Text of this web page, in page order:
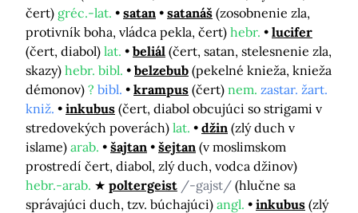
čert) gréc.-lat. satan satanáš (zosobnenie zla,
protivník boha, vládca pekla, čert) hebr.
lucifer
(čert, diabol) lat. beliál (čert, satan, stelesnenie zla,
skazy) hebr. bibl. belzebub (pekelné knieža, knieža
démonov) ? bibl. krampus (čert) nem. zastar. žart.
kniž.
inkubus (čert, diabol obcujúci so strigami v
stredovekých poverách) lat. džin (zlý duch v
islame) arab. šajtan šejtan (v moslimskom
prostredí čert, diabol, zlý duch, vodca džinov)
hebr.-arab.
poltergeist /-gajst/ (hlučne sa
správajúci duch, tzv. búchajúci) angl. inkubus (zlý